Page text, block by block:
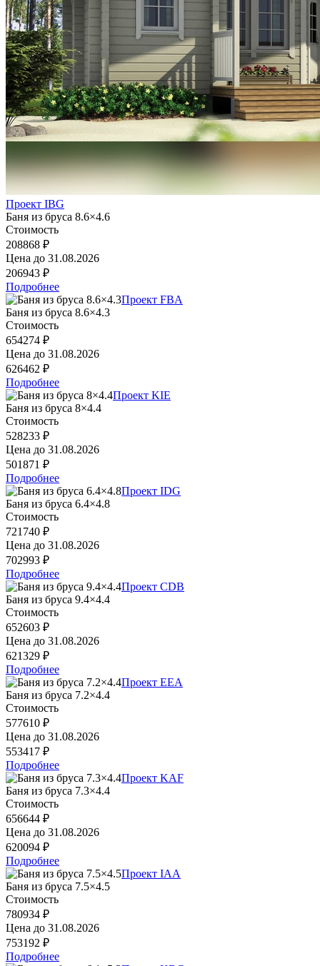
Проект IBG
Баня из бруса 8.6×4.6
Стоимость
208868 ₽
Цена до 31.08.2026
206943 ₽
Подробнее
Проект FBA
Баня из бруса 8.6×4.3
Стоимость
654274 ₽
Цена до 31.08.2026
626462 ₽
Подробнее
Проект KIE
Баня из бруса 8×4.4
Стоимость
528233 ₽
Цена до 31.08.2026
501871 ₽
Подробнее
Проект IDG
Баня из бруса 6.4×4.8
Стоимость
721740 ₽
Цена до 31.08.2026
702993 ₽
Подробнее
Проект CDB
Баня из бруса 9.4×4.4
Стоимость
652603 ₽
Цена до 31.08.2026
621329 ₽
Подробнее
Проект EEA
Баня из бруса 7.2×4.4
Стоимость
577610 ₽
Цена до 31.08.2026
553417 ₽
Подробнее
Проект KAF
Баня из бруса 7.3×4.4
Стоимость
656644 ₽
Цена до 31.08.2026
620094 ₽
Подробнее
Проект IAA
Баня из бруса 7.5×4.5
Стоимость
780934 ₽
Цена до 31.08.2026
753192 ₽
Подробнее